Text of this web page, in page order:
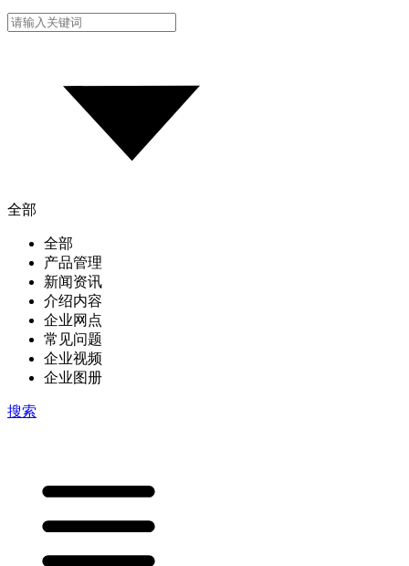
全部
全部
产品管理
新闻资讯
介绍内容
企业网点
常见问题
企业视频
企业图册
搜索